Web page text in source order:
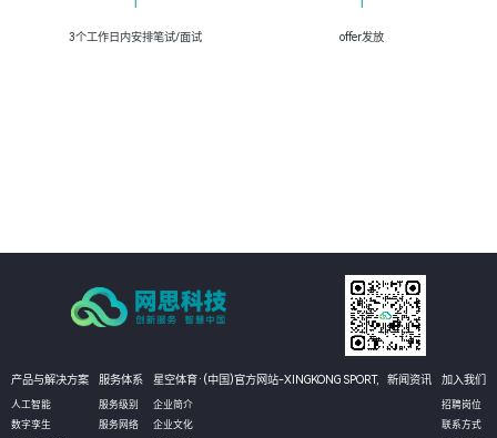
3个工作日内安排笔试/面试 offer发放
产品与解决方案
人工智能
数字孪生
服务体系
服务级别
服务网络
星空体育·(中国)官方网站-XINGKONG SPORT,
企业简介
企业文化
新闻资讯 加入我们
招聘岗位
联系方式